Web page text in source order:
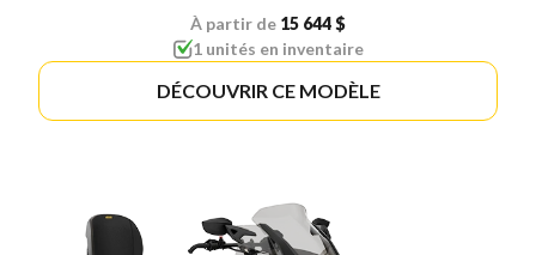
À partir de 15 644 $
1 unités en inventaire
DÉCOUVRIR CE MODÈLE